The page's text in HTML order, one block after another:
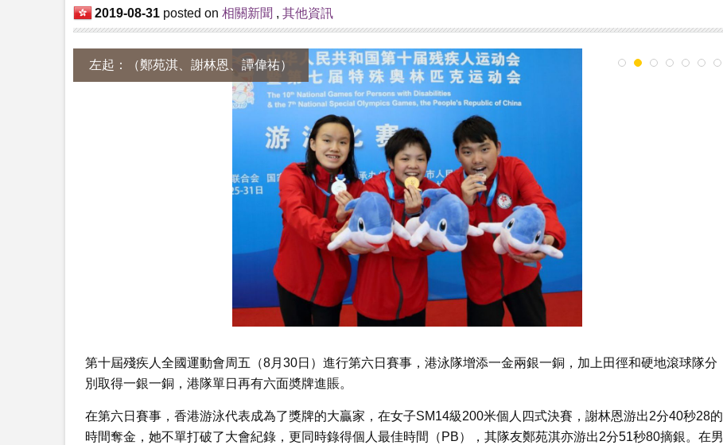
2019-08-31 posted on 相關新聞 , 其他資訊
左起：（鄭苑淇、謝林恩、譚偉祐） 1 2 3 4 5 6 7
第十屆殘疾人全國運動會周五（8月30日）進行第六日賽事，港泳隊增添一金兩銀一銅，加上田徑和硬地滾球隊分
別取得一銀一銅，港隊單日再有六面奬牌進賬。
在第六日賽事，香港游泳代表成為了獎牌的大贏家，在女子SM14級200米個人四式決賽，謝林恩游出2分40秒28的
時間奪金，她不單打破了大會紀錄，更同時錄得個人最佳時間（PB），其隊友鄭苑淇亦游出2分51秒80摘銀。在男